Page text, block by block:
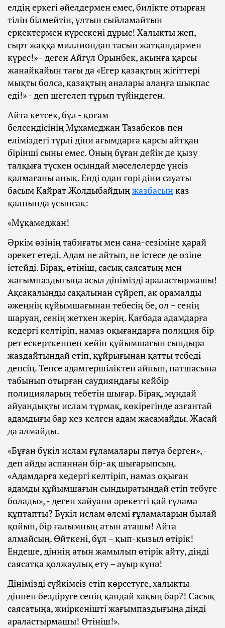
елдің еркегі әйелдермен емес, билікте отырған
тілін білмейтін, ұлтын сыйламайтын
еркектермен күрескені дұрыс! Халықты жеп,
сырт жаққа миллиондап тасып жатқандармен
күрес!» - деген Айгүл Орынбек, ақынға қарсы
жанайқайын тағы да «Егер қазақтың жігіттері
мықты болса, қазақтың аналары алаңға шықпас
еді!» - деп шегелеп тұрып түйіндеген.
Айта кетсек, бұл - қоғам
белсендісінің Мұхамеджан Тазабеков пен
еліміздегі түрлі діни ағымдарға қарсы айтқан
бірінші сыны емес. Оның бұған дейін де қызу
талқыға түскен осындай мәселелерде үнсіз
қалмағаны анық. Енді одан гөрі діни сауаты
басым Қайрат Жолдыбайдыңжазбасынқаз-
қалпында ұсынсақ:
«Мұқамеджан!
Әркім өзінің табиғаты мен сана-сезіміне қарай
әрекет етеді. Адам не айтып, не істесе де өзіне
істейді. Бірақ, өтініш, сасық саясатың мен
жағымпаздығыңа асыл дінімізді араластырмашы!
Ақсақалыңды сақалынан сүйреп, ақ орамалды
әжеңнің құйымшағынан тебесің бе, ол – сенің
шаруаң, сенің жеткен жерің. Қағбада адамдарға
кедергі келтіріп, намаз оқығандарға полиция бір
рет ескерткеннен кейін құйымшағын сындыра
жаздайтындай етіп, құйрығынан қатты тебеді
депсің. Тепсе адамгершіліктен айнып, патшасына
табынып отырған саудияңдағы кейбір
полицияларың тебетін шығар. Бірақ, мұндай
айуандықты ислам тұрмақ, көкірегінде азғантай
адамдығы бар кез келген адам жасамайды. Жасай
да алмайды.
«Бұған бүкіл ислам ғұламалары пәтуа берген», -
деп айды аспаннан бір-ақ шығарыпсың.
«Адамдарға кедергі келтіріп, намаз оқыған
адамды құйымшағын сындыратындай етіп тебуге
болады», - деген хайуани әрекетті қай ғұлама
құптапты? Бүкіл ислам әлемі ғұламаларын былай
қойып, бір ғалымның атын аташы! Айта
алмайсың. Өйткені, бұл – қып-қызыл өтірік!
Ендеше, діннің атын жамылып өтірік айту, дінді
саясатқа қолжаулық ету – ауыр күнә!
Дінімізді сүйкімсіз етіп көрсетуге, халықты
діннен бездіруге сенің қандай хақың бар?! Сасық
саясатыңа, жиіркенішті жағымпаздығыңа дінді
араластырмашы! Өтініш!».